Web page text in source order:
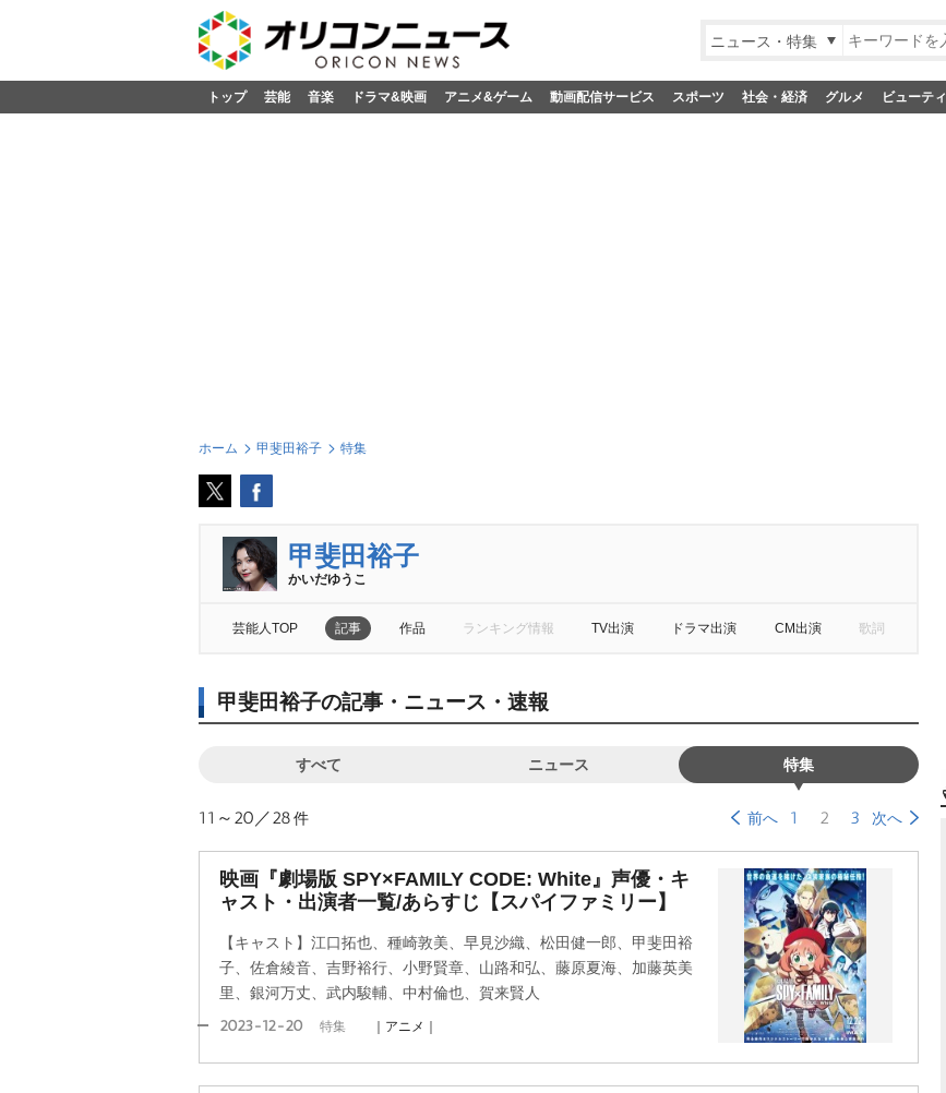
ニュース・特集
トップ 芸能 音楽 ドラマ&映画 アニメ&ゲーム 動画配信サービス スポーツ 社会・経済 グルメ ビューティ
ホーム 甲斐田裕子 特集
甲斐田裕子
かいだゆうこ
芸能人TOP 記事 作品 ランキング情報 TV出演 ドラマ出演 CM出演 歌詞
甲斐田裕子の記事・ニュース・速報
すべて ニュース 特集
11～20／28件 前へ 1 2 3 次へ
映画『劇場版 SPY×FAMILY CODE: White』声優・キ
ャスト・出演者一覧/あらすじ【スパイファミリー】
【キャスト】江口拓也、種崎敦美、早見沙織、松田健一郎、甲斐田裕
子、佐倉綾音、吉野裕行、小野賢章、山路和弘、藤原夏海、加藤英美
里、銀河万丈、武内駿輔、中村倫也、賀来賢人
2023-12-20 特集 ｜アニメ｜